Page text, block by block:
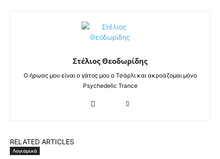
Στέλιος Θεοδωρίδης
Ο ήρωας μου είναι ο γάτος μου ο Τσάρλι και ακροάζομαι μόνο
Psychedelic Trance
RELATED ARTICLES
Λογισμικά